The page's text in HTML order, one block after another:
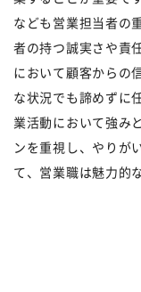
なども営業担当者の
者の持つ誠実さや責
において顧客からの
な状況でも諦めずに
業活動において強み
ンを重視し、やりが
て、営業職は魅力的